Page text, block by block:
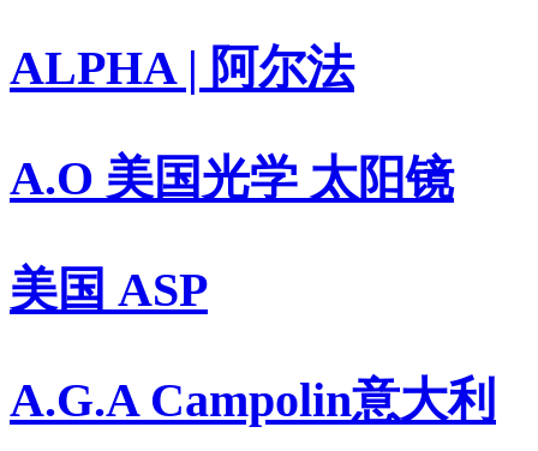
ALPHA | 阿尔法
A.O 美国光学 太阳镜
美国 ASP
A.G.A Campolin意大利